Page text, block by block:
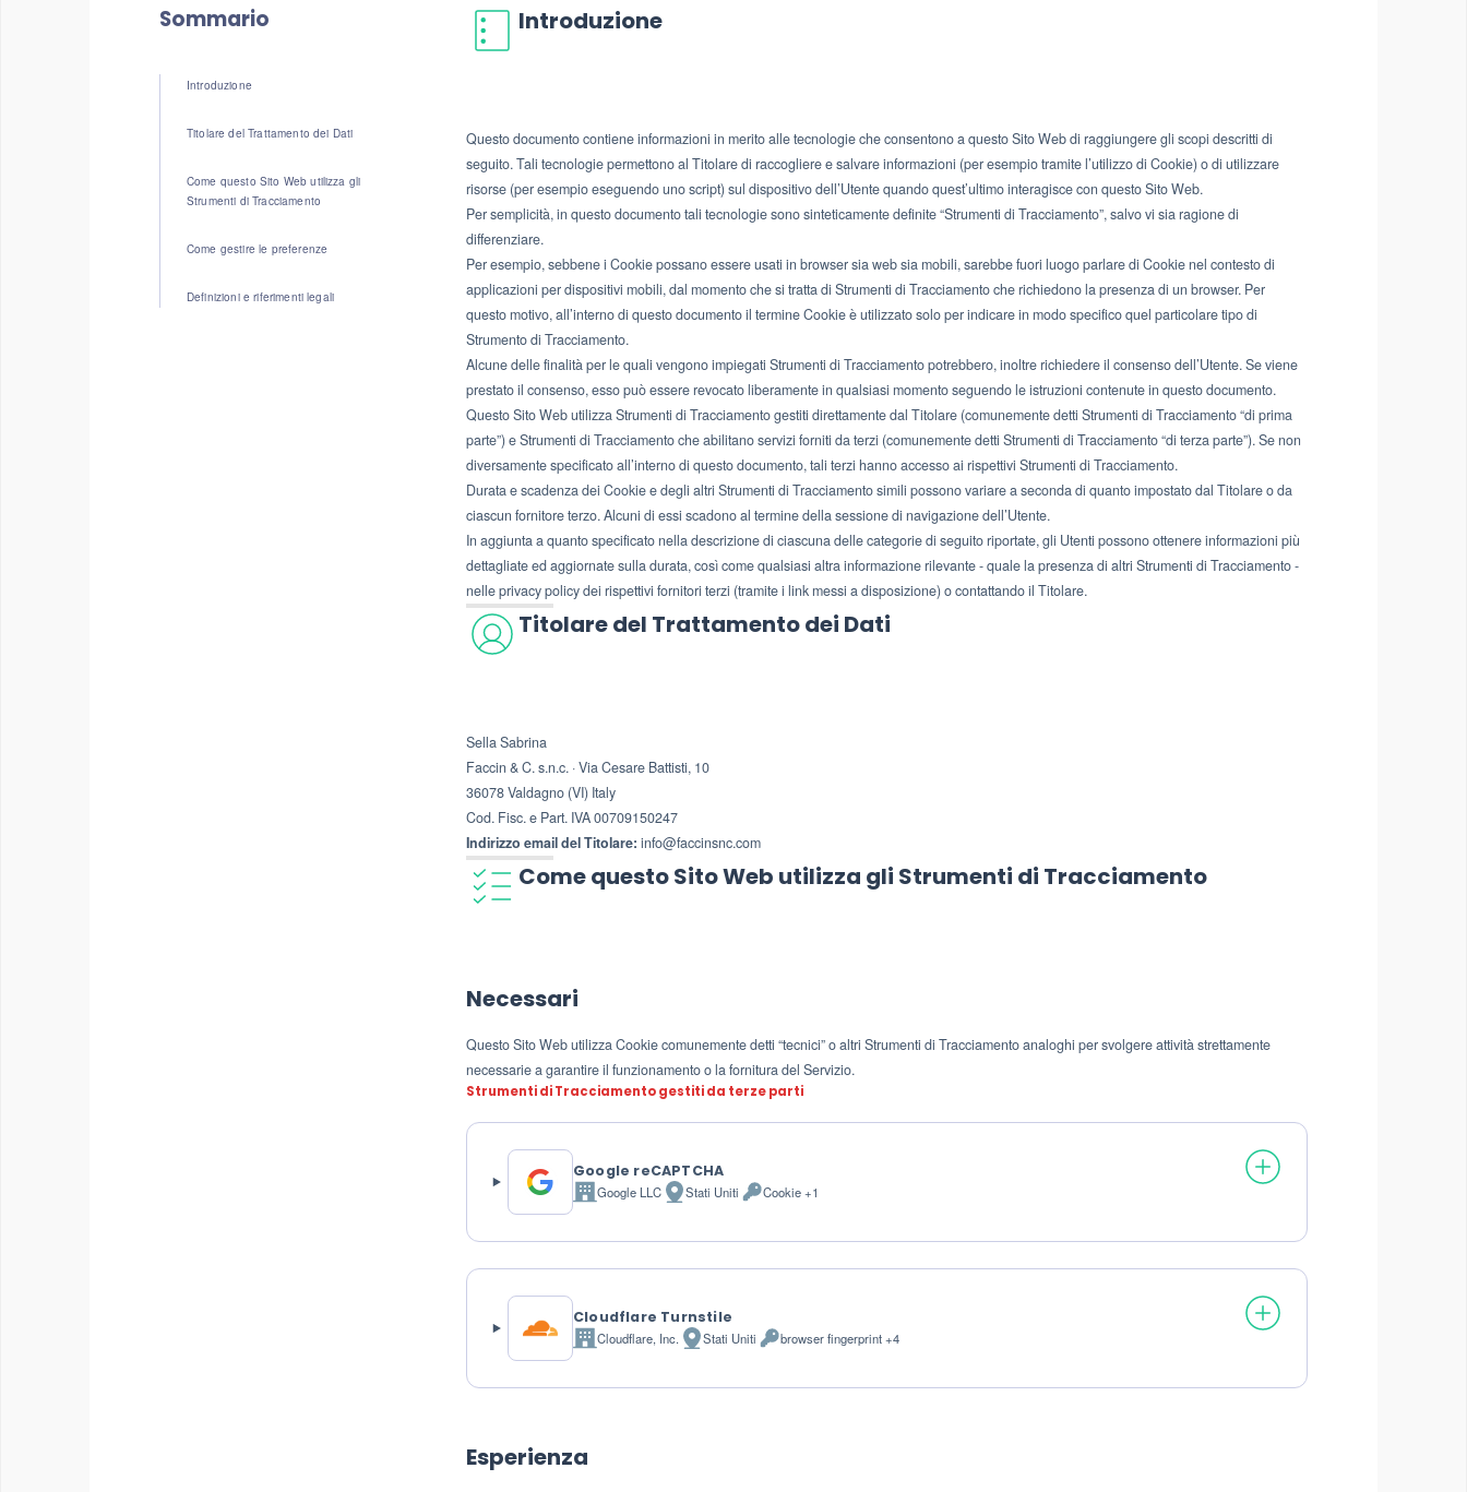
Sommario
Introduzione
Titolare del Trattamento dei Dati
Come questo Sito Web utilizza gli
Strumenti di Tracciamento
Come gestire le preferenze
Definizioni e riferimenti legali
Introduzione
Questo documento contiene informazioni in merito alle tecnologie che consentono a questo Sito Web di raggiungere gli scopi descritti di
seguito. Tali tecnologie permettono al Titolare di raccogliere e salvare informazioni (per esempio tramite l’utilizzo di Cookie) o di utilizzare
risorse (per esempio eseguendo uno script) sul dispositivo dell’Utente quando quest’ultimo interagisce con questo Sito Web.
Per semplicità, in questo documento tali tecnologie sono sinteticamente definite “Strumenti di Tracciamento”, salvo vi sia ragione di
differenziare.
Per esempio, sebbene i Cookie possano essere usati in browser sia web sia mobili, sarebbe fuori luogo parlare di Cookie nel contesto di
applicazioni per dispositivi mobili, dal momento che si tratta di Strumenti di Tracciamento che richiedono la presenza di un browser. Per
questo motivo, all’interno di questo documento il termine Cookie è utilizzato solo per indicare in modo specifico quel particolare tipo di
Strumento di Tracciamento.
Alcune delle finalità per le quali vengono impiegati Strumenti di Tracciamento potrebbero, inoltre richiedere il consenso dell’Utente. Se viene
prestato il consenso, esso può essere revocato liberamente in qualsiasi momento seguendo le istruzioni contenute in questo documento.
Questo Sito Web utilizza Strumenti di Tracciamento gestiti direttamente dal Titolare (comunemente detti Strumenti di Tracciamento “di prima
parte”) e Strumenti di Tracciamento che abilitano servizi forniti da terzi (comunemente detti Strumenti di Tracciamento “di terza parte”). Se non
diversamente specificato all’interno di questo documento, tali terzi hanno accesso ai rispettivi Strumenti di Tracciamento.
Durata e scadenza dei Cookie e degli altri Strumenti di Tracciamento simili possono variare a seconda di quanto impostato dal Titolare o da
ciascun fornitore terzo. Alcuni di essi scadono al termine della sessione di navigazione dell’Utente.
In aggiunta a quanto specificato nella descrizione di ciascuna delle categorie di seguito riportate, gli Utenti possono ottenere informazioni più
dettagliate ed aggiornate sulla durata, così come qualsiasi altra informazione rilevante - quale la presenza di altri Strumenti di Tracciamento -
nelle privacy policy dei rispettivi fornitori terzi (tramite i link messi a disposizione) o contattando il Titolare.
Titolare del Trattamento dei Dati
Sella Sabrina
Faccin & C. s.n.c. · Via Cesare Battisti, 10
36078 Valdagno (VI) Italy
Cod. Fisc. e Part. IVA 00709150247
Indirizzo email del Titolare: info@faccinsnc.com
Come questo Sito Web utilizza gli Strumenti di Tracciamento
Necessari
Questo Sito Web utilizza Cookie comunemente detti “tecnici” o altri Strumenti di Tracciamento analoghi per svolgere attività strettamente
necessarie a garantire il funzionamento o la fornitura del Servizio.
Strumenti di Tracciamento gestiti da terze parti
Google reCAPTCHA
Azienda:
Google LLC
Luogo
trattamento:
Stati Uniti
Dati
trattati:
Cookie +1
Cloudflare Turnstile
Azienda:
Cloudflare, Inc.
Luogo
trattamento:
Stati Uniti
Dati
trattati:
browser fingerprint +4
Esperienza